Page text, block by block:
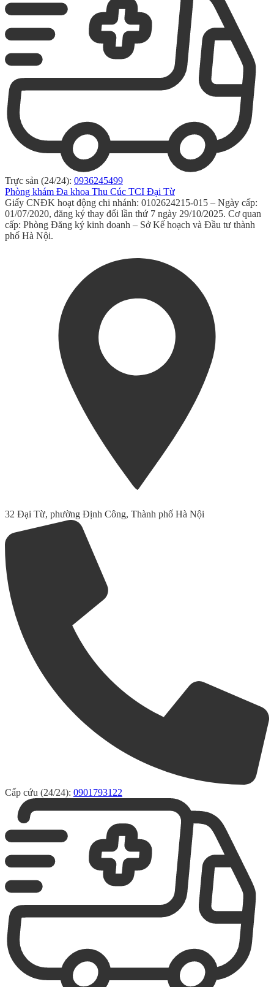
Trực sản (24/24): 0936245499
Phòng khám Đa khoa Thu Cúc TCI Đại Từ
Giấy CNĐK hoạt động chi nhánh: 0102624215-015 – Ngày cấp:
01/07/2020, đăng ký thay đổi lần thứ 7 ngày 29/10/2025. Cơ quan
cấp: Phòng Đăng ký kinh doanh – Sở Kế hoạch và Đầu tư thành
phố Hà Nội.
32 Đại Từ, phường Định Công, Thành phố Hà Nội
Cấp cứu (24/24): 0901793122